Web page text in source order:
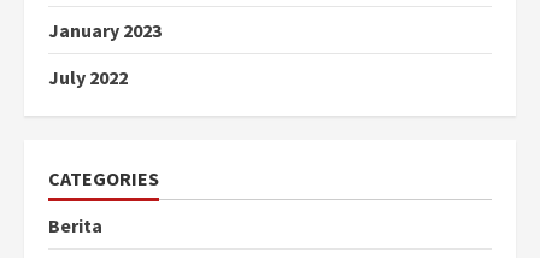
January 2023
July 2022
CATEGORIES
Berita